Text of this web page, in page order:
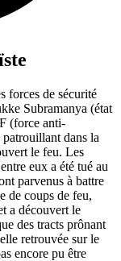
forces de sécurité
Subramanya (état
(force anti-
dans la
le feu. Les
eux a été tué au
parvenus à battre
de coups de feu,
a découvert le
des tracts prônant
retrouvée sur le
encore pu être